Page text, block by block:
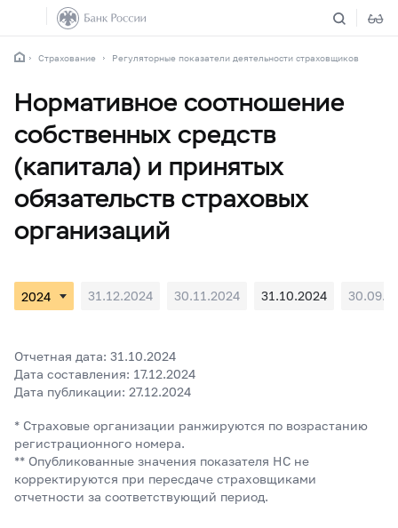
Страхование Регуляторные показатели деятельности страховщиков
Нормативное соотношение
собственных средств
(капитала) и принятых
обязательств страховых
организаций
31.12.2024 30.11.2024 31.10.2024
Отчетная дата: 31.10.2024
Дата составления: 17.12.2024
Дата публикации: 27.12.2024
* Страховые организации ранжируются по возрастанию
регистрационного номера.
** Опубликованные значения показателя НС не
корректируются при пересдаче страховщиками
отчетности за соответствующий период.